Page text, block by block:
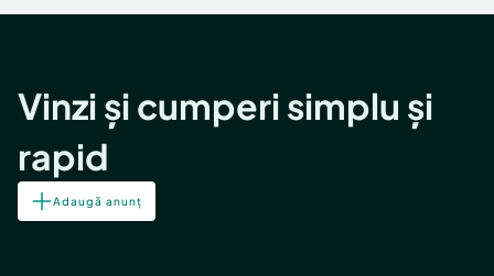
Vinzi și cumperi simplu și
rapid
Adaugă anunț